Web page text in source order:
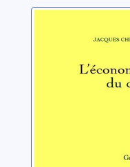
Ciel: roman
Chessex, Jacques